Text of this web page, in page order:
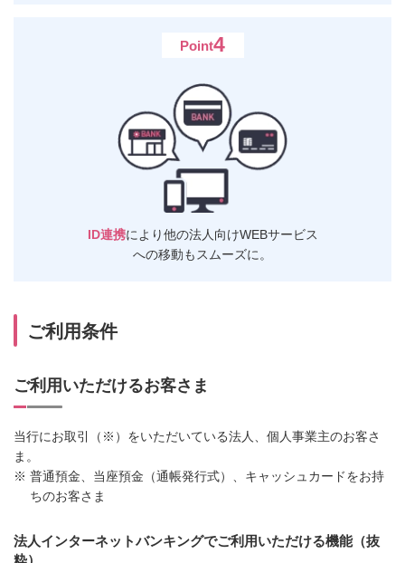
Point4
ID連携により他の法人向けWEBサービス
への移動もスムーズに。
ご利用条件
ご利用いただけるお客さま
当行にお取引（※）をいただいている法人、個人事業主のお客さ
ま。
※ 普通預金、当座預金（通帳発行式）、キャッシュカードをお持
ちのお客さま
法人インターネットバンキングでご利用いただける機能（抜
粋）